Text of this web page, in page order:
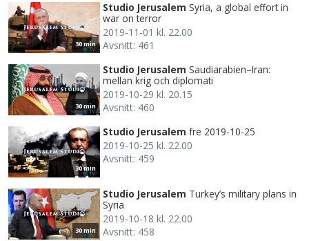
30 min
Studio Jerusalem Syria, a global effort in
war on terror
2019-11-01 kl. 22.00
Avsnitt: 461
30 min
Studio Jerusalem Saudiarabien–Iran:
mellan krig och diplomati
2019-10-29 kl. 20.15
Avsnitt: 460
30 min
Studio Jerusalem fre 2019-10-25
2019-10-25 kl. 22.00
Avsnitt: 459
30 min
Studio Jerusalem Turkey’s military plans in
Syria
2019-10-18 kl. 22.00
Avsnitt: 458